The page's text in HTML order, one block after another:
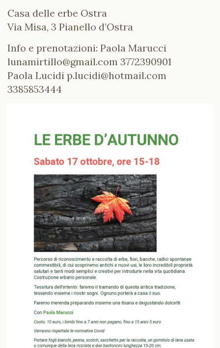
Casa delle erbe Ostra
Via Misa, 3 Pianello d’Ostra
Info e prenotazioni: Paola Marucci
lunamirtillo@gmail.com 3772390901
Paola Lucidi p.lucidi@hotmail.com
3385853444